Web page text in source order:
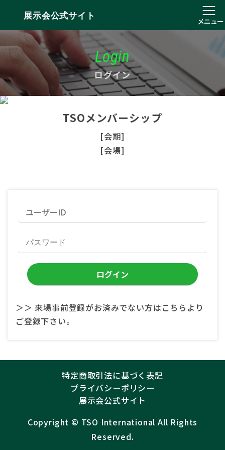
展示会公式サイト
メニュー
Login
ログイン
TSOメンバーシップ
[会期]
[会場]
＞＞ 来場事前登録がお済みでない方はこちらより
ご登録下さい。
特定商取引法に基づく表記
プライバシーポリシー
展示会公式サイト
Copyright ©︎ TSO International All Rights
Reserved.